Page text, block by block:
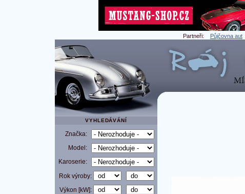
Partneři: Půjčovna aut
VYHLEDÁVÁNÍ
Značka:
Model:
Karoserie:
Rok výroby:
Výkon [kW]: